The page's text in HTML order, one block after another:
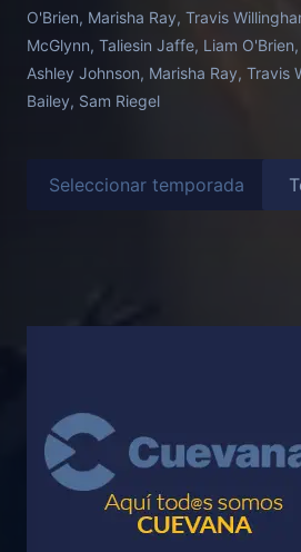
O'Brien, Marisha Ray, Travis
McGlynn, Taliesin Jaffe, Liam
Ashley Johnson, Marisha Ray, Travis
Bailey, Sam Riegel
Seleccionar temporada